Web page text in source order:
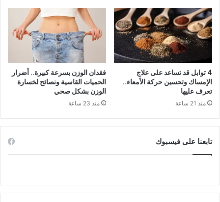
4 توابل قد تساعد على علاج
الإمساك وتحسين حركة الأمعاء..
تعرف عليها
منذ 21 ساعة
فقدان الوزن بسرعة كبيرة.. أضرار
الحميات القاسية ونصائح لخسارة
الوزن بشكل صحي
منذ 23 ساعة
تابعنا على فيسبوك